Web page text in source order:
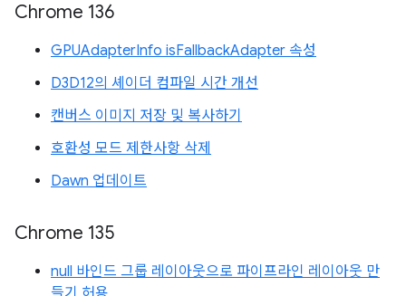
Chrome 136
GPUAdapterInfo isFallbackAdapter 속성
D3D12의 셰이더 컴파일 시간 개선
캔버스 이미지 저장 및 복사하기
호환성 모드 제한사항 삭제
Dawn 업데이트
Chrome 135
null 바인드 그룹 레이아웃으로 파이프라인 레이아웃 만